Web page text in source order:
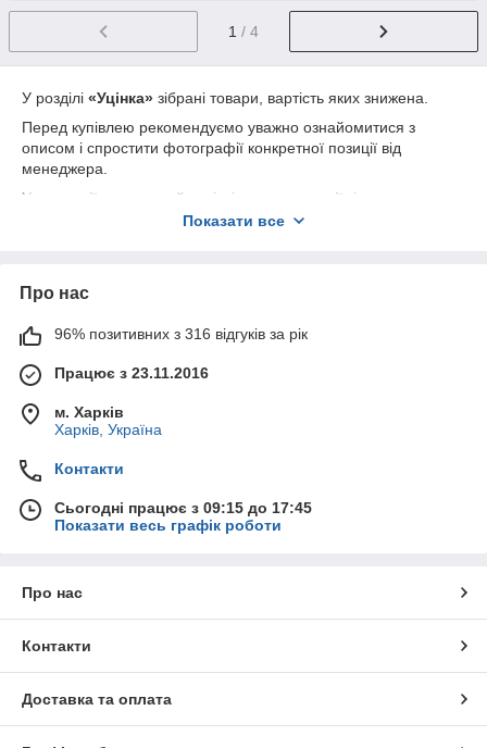
1 / 4
У розділі «Уцінка» зібрані товари, вартість яких знижена.
Перед купівлею рекомендуємо уважно ознайомитися з
описом і спростити фотографії конкретної позиції від
менеджера.
У категорії можна знайти різні види продукції зі знижкою:
парфумерні та косметичні флакони;
комплектуючі до упаковки;
товари бренду Janel;
інші позиції, що регулярно оновлюються.
Більшість товарів потрапляють до категорії уцінки через
незначні косметичні дефекти, пошкодження упаковки,
впливають на функціональність і можливість
подальшого використання продукції
Дана категорія стане вигідним рішенням для виробників
косметики, парфумерії, ароматичної продукції, майстрів
Асортимент постійно змінюється, тому рекомендуємо
пропозиції.
Показати все
Про нас
96% позитивних з 316 відгуків за рік
Працює з 23.11.2016
м. Харків
Харків, Україна
Контакти
Сьогодні працює з 09:15 до 17:45
Показати весь графік роботи
Про нас
Контакти
Доставка та оплата